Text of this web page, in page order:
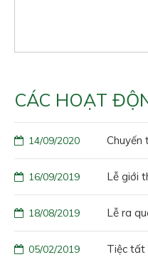
CÁC HOẠT
14/09/2020 Chuyến
16/09/2019 Lễ giới
18/08/2019 Lễ ra
05/02/2019 Tiệc tất